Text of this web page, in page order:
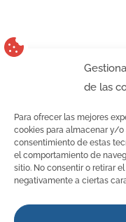
de las
Para ofrecer las mejores
cookies para almacenar y/
consentimiento de estas
el comportamiento de
sitio. No consentir o retirar
negativamente a ciertas